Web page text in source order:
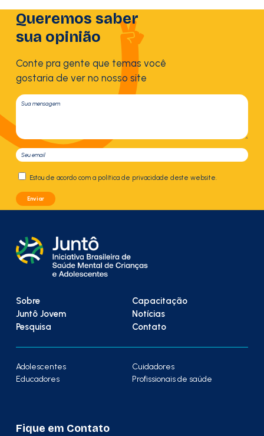
Queremos saber
sua opinião
Conte pra gente que temas você
gostaria de ver no nosso site
Estou de acordo com a política de privacidade deste website.
Sobre
Capacitação
Juntô Jovem
Notícias
Pesquisa
Contato
Adolescentes
Cuidadores
Educadores
Profissionais de saúde
Fique em Contato